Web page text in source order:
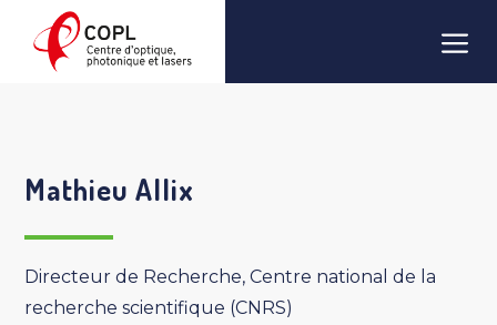
content
Mathieu Allix
Directeur de Recherche, Centre national de la
recherche scientifique (CNRS)